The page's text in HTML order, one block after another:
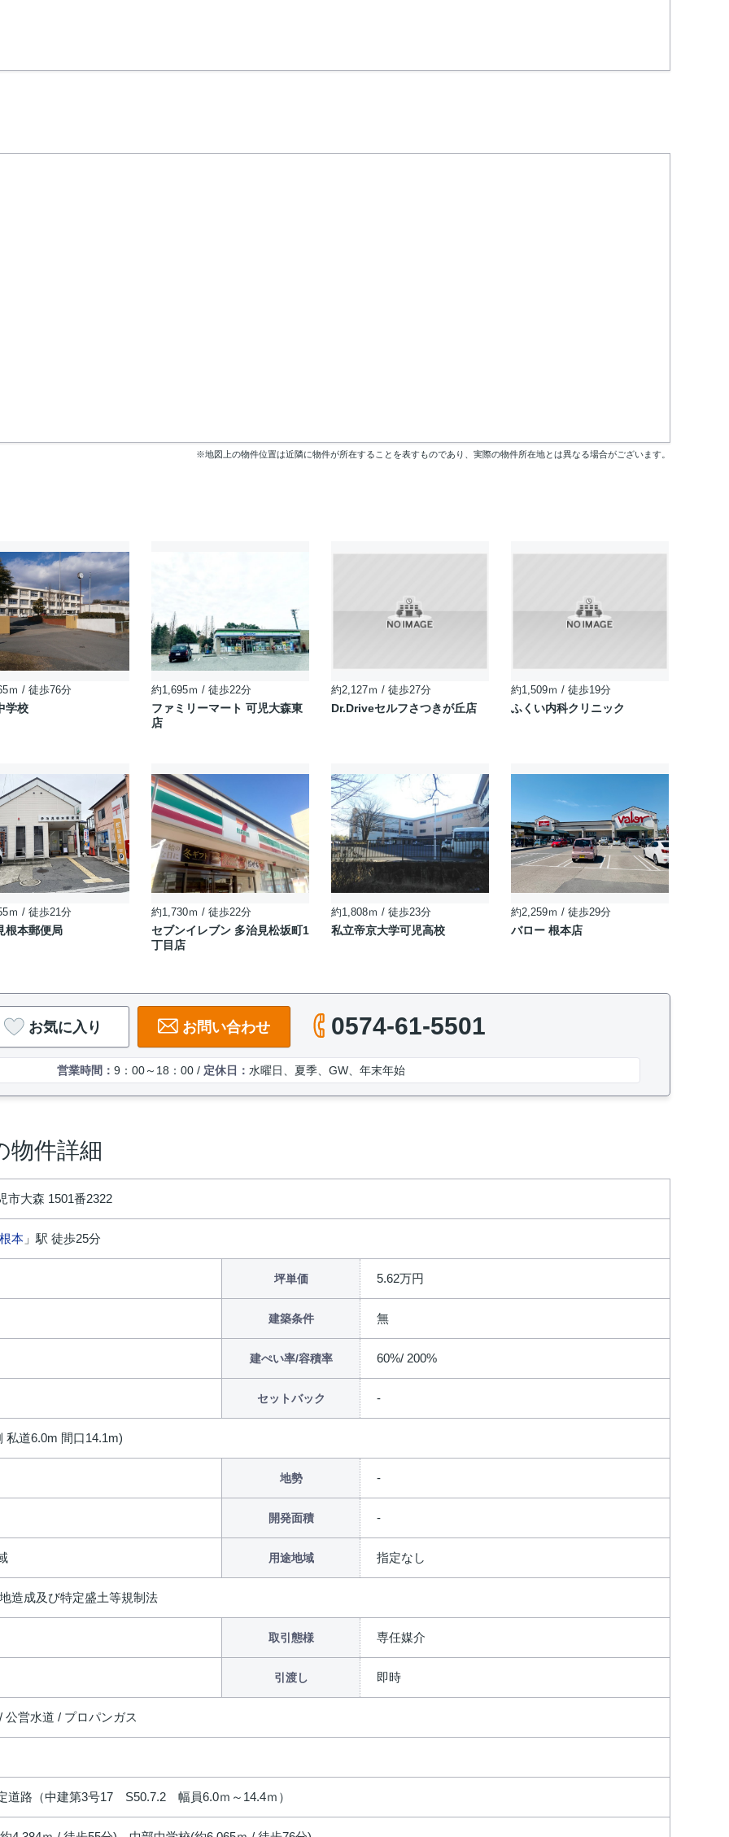
※地図上の物件位置は近隣に物件が所在することを表すものであり、実際の物件所在地とは異なる場合がございます。
ｍ / 徒歩76分
学校
約1,695ｍ / 徒歩22分
ファミリーマート 可児大森東
店
約2,127ｍ / 徒歩27分
Dr.Driveセルフさつきが丘店
約1,509ｍ / 徒歩19分
ふくい内科クリニック
ｍ / 徒歩21分
根本郵便局
約1,730ｍ / 徒歩22分
セブンイレブン 多治見松坂町1
丁目店
約1,808ｍ / 徒歩23分
私立帝京大学可児高校
約2,259ｍ / 徒歩29分
バロー 根本店
お気に入り お問い合わせ 0574-61-5501
営業時間： 9：00～18：00 / 定休日： 水曜日、夏季、GW、年末年始
件詳細
市大森 1501番2322
根本 」駅 徒歩25分
坪単価 5.62万円
建築条件 無
建ぺい率/容積率 60%/ 200%
セットバック
私道6.0m 間口14.1m)
地勢
開発面積
用途地域 指定なし
造成及び特定盛土等規制法
取引態様 専任媒介
引渡し 即時
公営水道 / プロパンガス
道路（中建第3号17 S50.7.2 幅員6.0ｍ～14.4ｍ）